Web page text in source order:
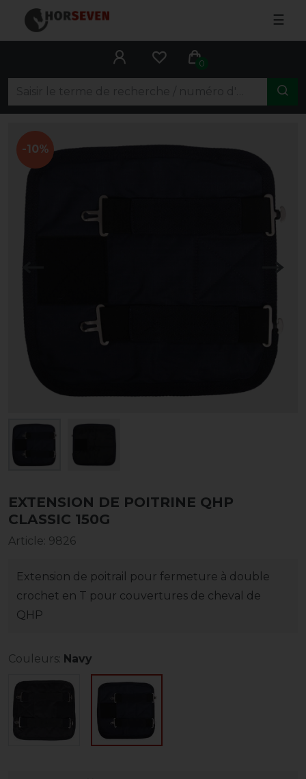
☰
0
-10%
EXTENSION DE POITRINE QHP
CLASSIC 150G
Article: 9826
Extension de poitrail pour fermeture à double
crochet en T pour couvertures de cheval de
QHP
Couleurs: Navy